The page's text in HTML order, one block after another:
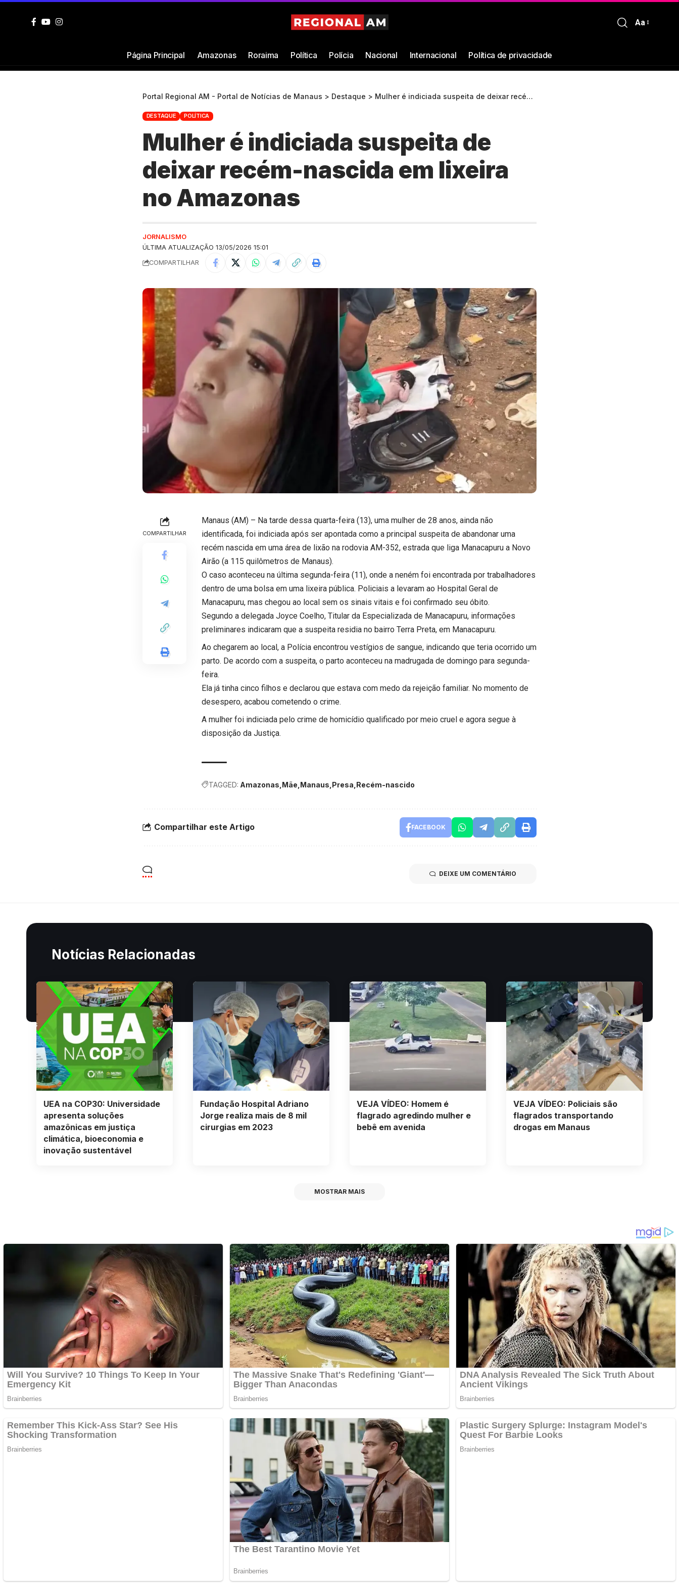
Aa
Página Principal Amazonas Roraima Política Polícia Nacional Internacional Política de privacidade
Portal Regional AM - Portal de Notícias de Manaus > Destaque > Mulher é indiciada suspeita de deixar recém-nascida em lixeira no Amazonas
DESTAQUE POLÍTICA
Mulher é indiciada suspeita de
deixar recém-nascida em lixeira
no Amazonas
ÚLTIMA ATUALIZAÇÃO 13/05/2026 15:01
JORNALISMO
COMPARTILHAR
COMPARTILHAR
Manaus (AM) – Na tarde dessa quarta-feira (13), uma mulher de 28 anos, ainda não
identificada, foi indiciada após ser apontada como a principal suspeita de abandonar uma
recém nascida em uma área de lixão na rodovia AM-352, estrada que liga Manacapuru a Novo
Airão (a 115 quilômetros de Manaus).
O caso aconteceu na última segunda-feira (11), onde a neném foi encontrada por trabalhadores
dentro de uma bolsa em uma lixeira pública. Policiais a levaram ao Hospital Geral de
Manacapuru, mas chegou ao local sem os sinais vitais e foi confirmado seu óbito.
Segundo a delegada Joyce Coelho, Titular da Especializada de Manacapuru, informações
preliminares indicaram que a suspeita residia no bairro Terra Preta, em Manacapuru.
Ao chegarem ao local, a Polícia encontrou vestígios de sangue, indicando que teria ocorrido um
parto. De acordo com a suspeita, o parto aconteceu na madrugada de domingo para segunda-
feira.
Ela já tinha cinco filhos e declarou que estava com medo da rejeição familiar. No momento de
desespero, acabou cometendo o crime.
A mulher foi indiciada pelo crime de homicídio qualificado por meio cruel e agora segue à
disposição da Justiça.
TAGGED: Amazonas Mãe Manaus Presa Recém-nascido
Compartilhar este Artigo FACEBOOK
DEIXE UM COMENTÁRIO
Notícias Relacionadas
UEA na COP30: Universidade
apresenta soluções
amazônicas em justiça
climática, bioeconomia e
inovação sustentável
Fundação Hospital Adriano
Jorge realiza mais de 8 mil
cirurgias em 2023
VEJA VÍDEO: Homem é
flagrado agredindo mulher e
bebê em avenida
VEJA VÍDEO: Policiais são
flagrados transportando
drogas em Manaus
MOSTRAR MAIS